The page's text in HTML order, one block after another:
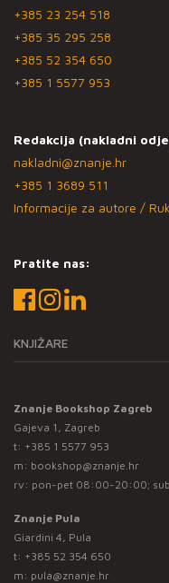
+385 23 254 518
+385 35 295 258
+385 52 354 650
+385 1 5577 953
Redakcija (nakladni
nakladni@znanje.hr
+385 1 3689 511
Informacije za autore /
Pratite nas:
KNJIŽARE
Znanje Bookshop Zagreb
Gajeva 1, Zagreb
t: +385 1 5577 953
m: bookshop@znanje.hr
rv: pon-pet 08:00-20:00;
Znanje Pula
Giardini 4, Pula
t: +385 52 354 650
m: pula@znanje.hr